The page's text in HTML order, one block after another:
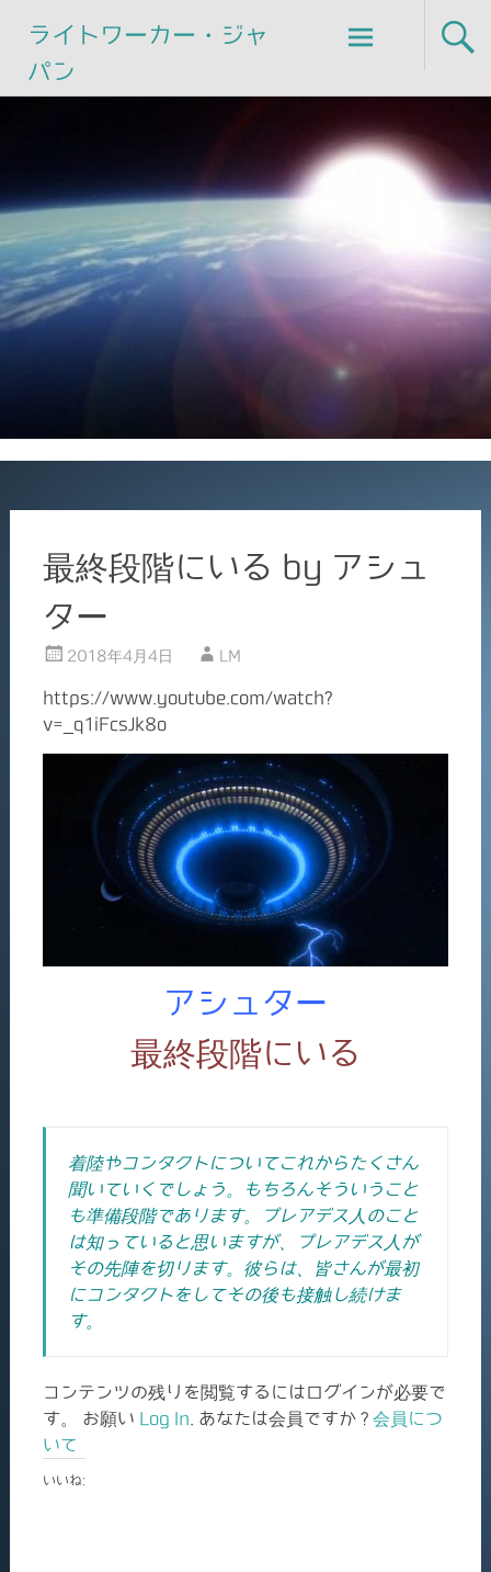
ライトワーカー・ジャ
パン
Skip
to
最終段階にいる by アシュ
ター
2018年4月4日 LM
https://www.youtube.com/watch?
v=_q1iFcsJk8o
アシュター
最終段階にいる
着陸やコンタクトについてこれからたくさん
聞いていくでしょう。もちろんそういうこと
も準備段階であります。プレアデス人のこと
は知っていると思いますが、プレアデス人が
その先陣を切ります。彼らは、皆さんが最初
にコンタクトをしてその後も接触し続けま
す。
コンテンツの残りを閲覧するにはログインが必要で
す。 お願い Log In . あなたは会員ですか ? 会員につ
いて
いいね: